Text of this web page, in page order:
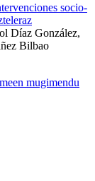
socio-
Díaz González,
Bilbao
mugimendu